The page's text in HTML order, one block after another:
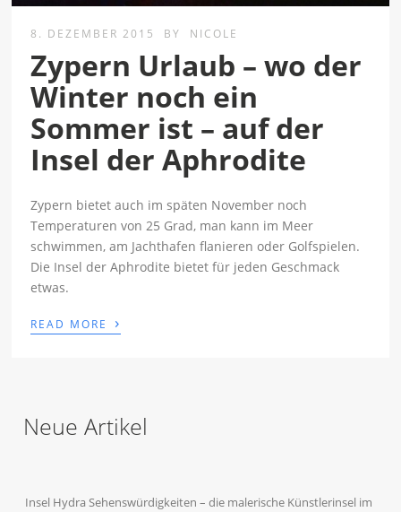
8. DEZEMBER 2015 BY NICOLE
Zypern Urlaub – wo der
Winter noch ein
Sommer ist – auf der
Insel der Aphrodite
Zypern bietet auch im späten November noch
Temperaturen von 25 Grad, man kann im Meer
schwimmen, am Jachthafen flanieren oder Golfspielen.
Die Insel der Aphrodite bietet für jeden Geschmack
etwas.
READ MORE ›
Neue Artikel
Insel Hydra Sehenswürdigkeiten – die malerische Künstlerinsel im